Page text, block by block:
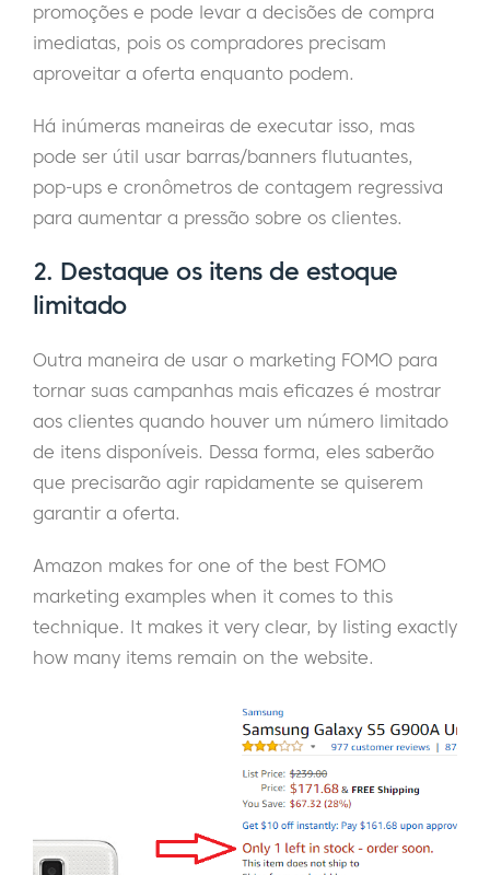
promoções e pode levar a decisões de compra
imediatas, pois os compradores precisam
aproveitar a oferta enquanto podem.
Há inúmeras maneiras de executar isso, mas
pode ser útil usar barras/banners flutuantes,
pop-ups e cronômetros de contagem regressiva
para aumentar a pressão sobre os clientes.
2. Destaque os itens de estoque
limitado
Outra maneira de usar o marketing FOMO para
tornar suas campanhas mais eficazes é mostrar
aos clientes quando houver um número limitado
de itens disponíveis. Dessa forma, eles saberão
que precisarão agir rapidamente se quiserem
garantir a oferta.
Amazon makes for one of the best FOMO
marketing examples when it comes to this
technique. It makes it very clear, by listing exactly
how many items remain on the website.